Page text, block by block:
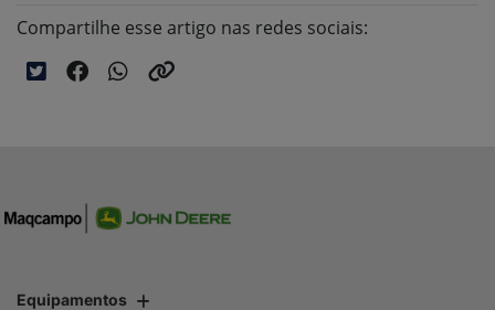
Compartilhe esse artigo nas redes sociais:
Equipamentos